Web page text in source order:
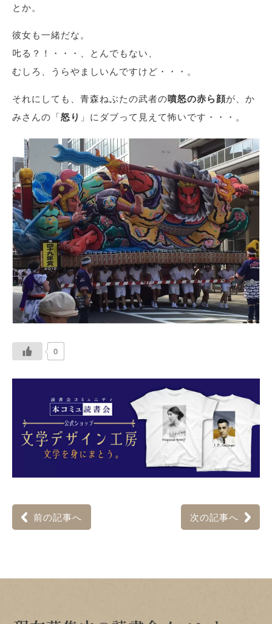
とか。
彼女も一緒だな。
𠮟る？！・・・、とんでもない、
むしろ、うらやましいんですけど・・・。
それにしても、青森ねぶたの武者の噴怒の赤ら顔が、か
みさんの「怒り 」にダブって見えて怖いです・・・。
0
前の記事へ 次の記事へ